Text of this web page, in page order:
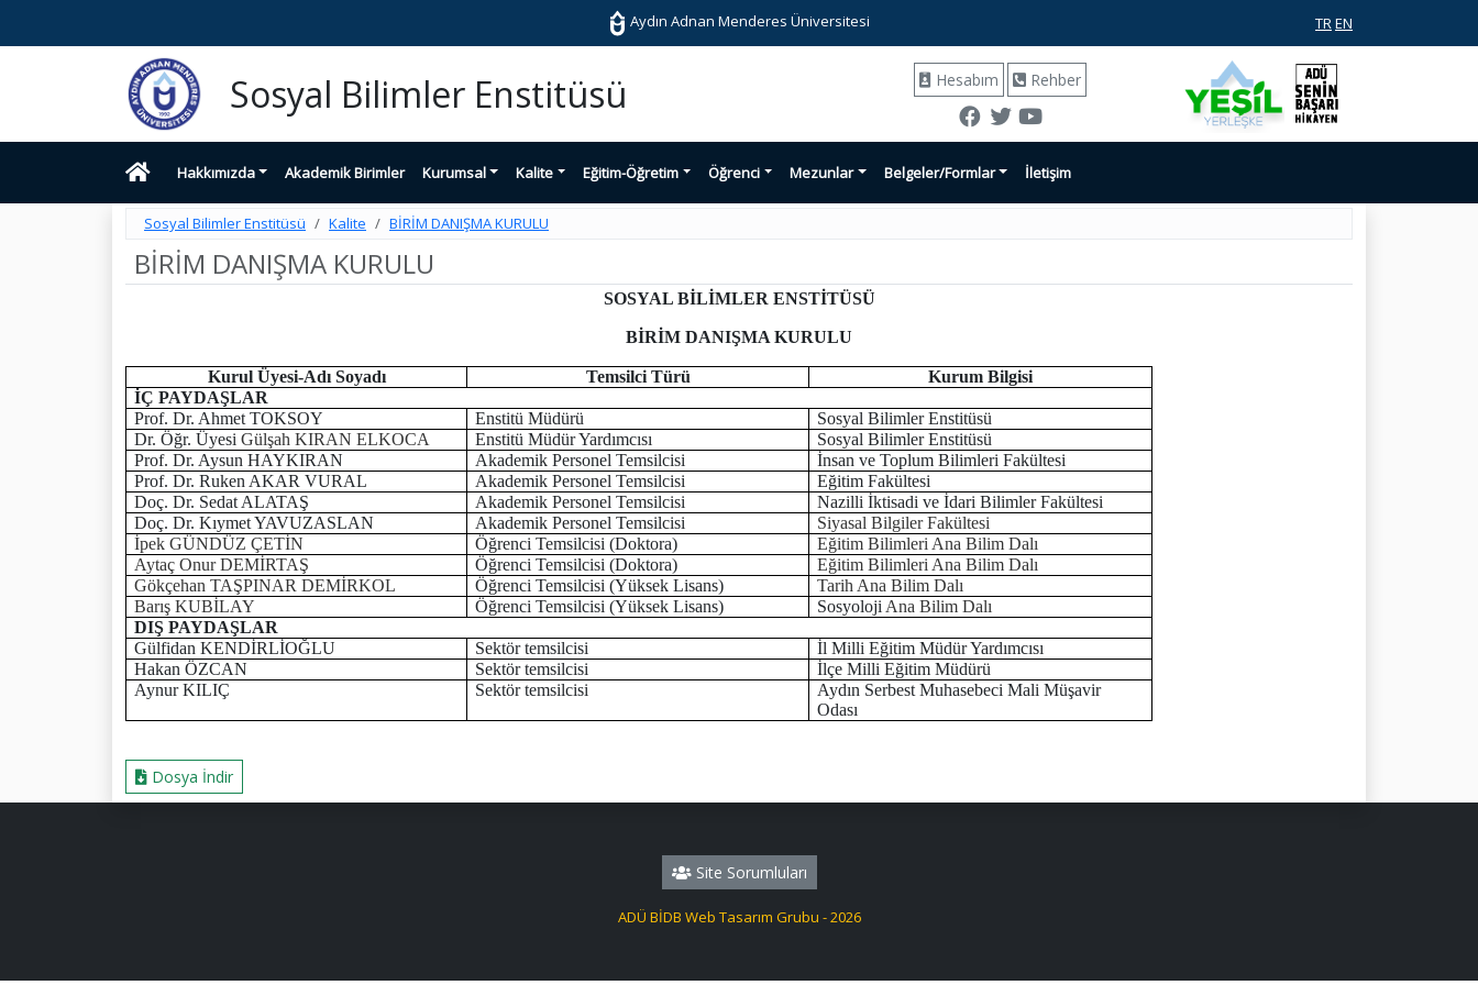
Aydın Adnan Menderes Üniversitesi TR EN
Sosyal Bilimler Enstitüsü Hesabım Rehber
Hakkımızda Akademik Birimler Kurumsal Kalite Eğitim-Öğretim Öğrenci Mezunlar Belgeler/Formlar İletişim
Sosyal Bilimler Enstitüsü Kalite BİRİM DANIŞMA KURULU
BİRİM DANIŞMA KURULU
SOSYAL BİLİMLER ENSTİTÜSÜ
BİRİM DANIŞMA KURULU
Kurul Üyesi-Adı Soyadı Temsilci Türü
Kurum Bilgisi
İÇ PAYDAŞLAR
Prof. Dr. Ahmet TOKSOY
Enstitü Müdürü
Sosyal Bilimler Enstitüsü
Dr. Öğr. ÜyesiGülşah KIRAN ELKOCA Enstitü Müdür Yardımcısı
Sosyal Bilimler Enstitüsü
Prof. Dr. Aysun HAYKIRAN
Akademik Personel Temsilcisi
İnsan ve Toplum Bilimleri Fakültesi
Prof. Dr. Ruken AKAR VURAL
Akademik Personel Temsilcisi
Eğitim Fakültesi
Doç. Dr. Sedat ALATAŞ
Akademik Personel Temsilcisi
Nazilli İktisadi ve İdari Bilimler Fakültesi
Doç. Dr. Kıymet YAVUZASLAN
Akademik Personel Temsilcisi
Siyasal Bilgiler Fakültesi
İpek GÜNDÜZ ÇETİN
Öğrenci Temsilcisi (Doktora)
Eğitim Bilimleri Ana Bilim Dalı
Aytaç Onur DEMİRTAŞ
Öğrenci Temsilcisi (Doktora)
Eğitim Bilimleri Ana Bilim Dalı
Gökçehan TAŞPINAR DEMİRKOL
Öğrenci Temsilcisi (Yüksek Lisans)
Tarih Ana Bilim Dalı
Barış KUBİLAY
Öğrenci Temsilcisi (Yüksek Lisans) Sosyoloji Ana Bilim Dalı
DIŞ PAYDAŞLAR
Gülfidan KENDİRLİOĞLU
Sektör temsilcisi
İl Milli Eğitim Müdür Yardımcısı
Hakan ÖZCAN
Sektör temsilcisi
İlçe Milli Eğitim Müdürü
Aynur KILIÇ
Sektör temsilcisi
Aydın Serbest Muhasebeci Mali Müşavir
Odası
Dosya İndir
Site Sorumluları
ADÜ BİDB Web Tasarım Grubu - 2026